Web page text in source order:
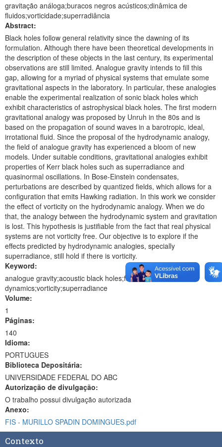
gravitação análoga;buracos negros acústicos;dinâmica de
fluidos;vorticidade;superradiância
Abstract:
Black holes follow general relativity since the dawning of its
formulation. Although there have been theoretical developments in
the description of these objects in the last century, its experimental
observations are still limited. Analogue gravity intends to fill this
gap, allowing for a myriad of physical systems that emulate some
gravitational aspects in the laboratory. In particular, these analogies
enable the experimental realization of sonic black holes which
exhibit characteristics of astrophysical black holes. The first modern
gravitational analogy was proposed by Unruh in the 80s and is
based on the propagation of sound waves in a barotropic, ideal,
irrotational fluid. Since the proposal of the hydrodynamic analogy,
the field of analogue gravity has experienced a bloom of new
models. Under suitable conditions, gravitational analogies exhibit
properties of Kerr black holes such as superradiance and
quasinormal oscillations. In Bose-Einstein condensates,
perturbations are described by quantized fields, which allows for a
configuration that emits Hawking radiation. In this work we consider
the effect of vorticity on the hydrodynamic analogy. When we do
that, the analogy between the hydrodynamic system and gravitation
is lost. This hypothesis is justifiable from the fact that real physical
systems are not vorticity free. Our objective is to explore if the
effects predicted by hydrodynamic analogies, specially
superradiance, still hold if there is vorticity.
Keyword:
analogue gravity;acoustic black holes;fluid
dynamics;vorticity;superradiance
Volume:
1
Páginas:
140
Idioma:
PORTUGUES
Biblioteca Depositária:
UNIVERSIDADE FEDERAL DO ABC
Autorização de divulgação:
O trabalho possui divulgação autorizada
Anexo:
FIS - MURILLO SPADIN DOMINGUES.pdf
Contexto